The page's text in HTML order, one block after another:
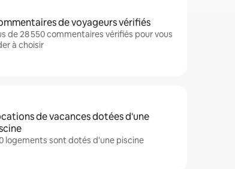
de voyageurs vérifiés
de 28 550 commentaires vérifiés pour vous
à choisir
de vacances dotées d'une
logements sont dotés d'une piscine